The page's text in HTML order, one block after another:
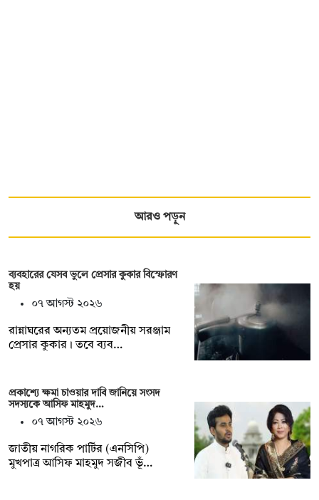
আরও পড়ুন
ব্যবহারের যেসব ভুলে প্রেসার কুকার বিস্ফোরণ
হয়
০৭ আগস্ট ২০২৬
রান্নাঘরের অন্যতম প্রয়োজনীয় সরঞ্জাম
প্রেসার কুকার। তবে ব্যব…
প্রকাশ্যে ক্ষমা চাওয়ার দাবি জানিয়ে সংসদ
সদস্যকে আসিফ মাহমুদ…
০৭ আগস্ট ২০২৬
জাতীয় নাগরিক পার্টির (এনসিপি)
মুখপাত্র আসিফ মাহমুদ সজীব ভূঁ…